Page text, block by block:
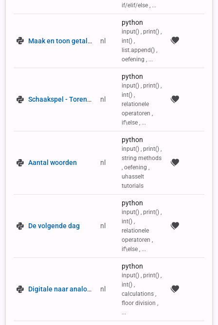
if/elif/else , ...
Maak en toon getallenlijst nl
python
input() , print() ,
int() ,
list.append() ,
oefening , ...
Schaakspel - Toren aan zet nl
python
input() , print() ,
int() ,
relationele
operatoren ,
if\else , ...
Aantal woorden nl
python
input() , print() ,
string methods
, oefening ,
uhasselt
tutorials
De volgende dag nl
python
input() , print() ,
int() ,
relationele
operatoren ,
if\else , ...
Digitale naar analoge klok nl
python
input() , print() ,
int() ,
calculations ,
floor division ,
...